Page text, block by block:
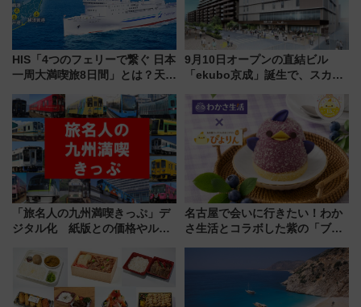
HIS「4つのフェリーで繋ぐ 日本
一周大満喫旅8日間」とは？天橋
の絶景＆限定グルメを網羅！煩
雑な手続きも不要でお手軽に楽
しめるプランが登場
9月10日オープンの直結ビル
「ekubo京成」誕生で、スカイ
新鎌ヶ谷はどう変わる？ 全テナ
ント情報も公開！
「旅名人の九州満喫きっぷ」デ
ジタル化 紙版との価格やルー
名古屋で会いに行きたい！わか
さ生活とコラボした紫の「ブル